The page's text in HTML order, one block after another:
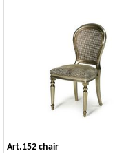
Art.152 chair